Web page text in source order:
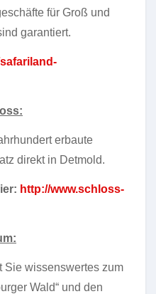
für Groß und
garantiert.
erbaute
direkt in Detmold.
http://www.schloss-
Sie wissenswertes zum
Wald“ und den